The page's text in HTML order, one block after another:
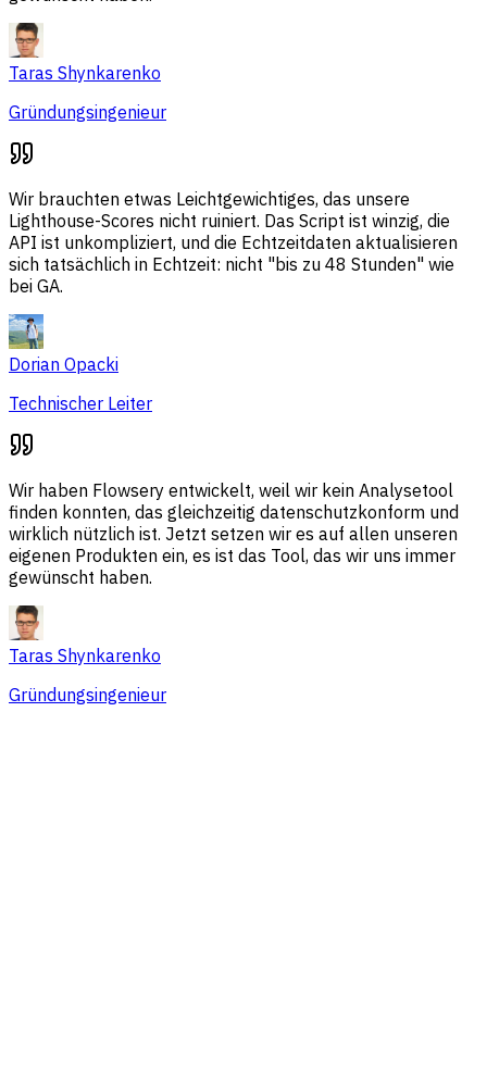
Taras Shynkarenko
Gründungsingenieur
Wir brauchten etwas Leichtgewichtiges, das unsere
Lighthouse-Scores nicht ruiniert. Das Script ist winzig, die
API ist unkompliziert, und die Echtzeitdaten aktualisieren
sich tatsächlich in Echtzeit: nicht "bis zu 48 Stunden" wie
bei GA.
Dorian Opacki
Technischer Leiter
Wir haben Flowsery entwickelt, weil wir kein Analysetool
finden konnten, das gleichzeitig datenschutzkonform und
wirklich nützlich ist. Jetzt setzen wir es auf allen unseren
eigenen Produkten ein, es ist das Tool, das wir uns immer
gewünscht haben.
Taras Shynkarenko
Gründungsingenieur
Übersicht Session-Probleme